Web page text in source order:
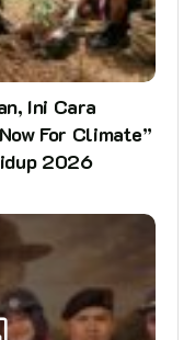
Ini Cara
For Climate”
2026